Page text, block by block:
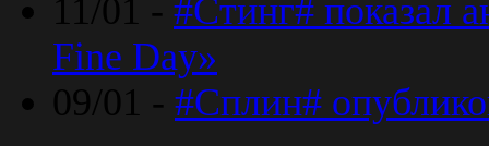
11/01 - #Стинг# показал
Fine Day»
09/01 - #Сплин#